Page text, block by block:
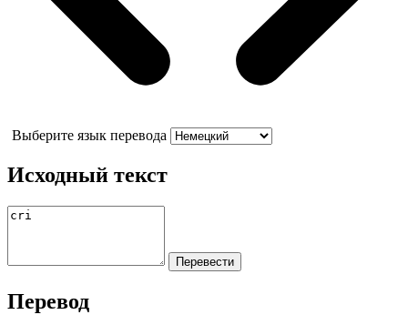
Выберите язык перевода
Исходный текст
Перевод